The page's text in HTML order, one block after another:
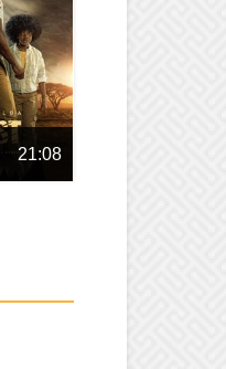
21:08